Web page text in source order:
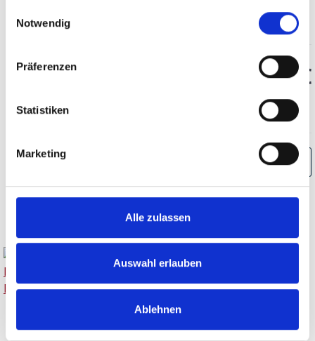
Notwendig
Präferenzen
Statistiken
Marketing
Alle zulassen
Auswahl erlauben
Ablehnen
(17,00 € / 1 Liter)
12,75 €
BESTELLEN
2023
Weingut Markus Molitor,
Einstern* Pinot Blanc, QbA
Mosel